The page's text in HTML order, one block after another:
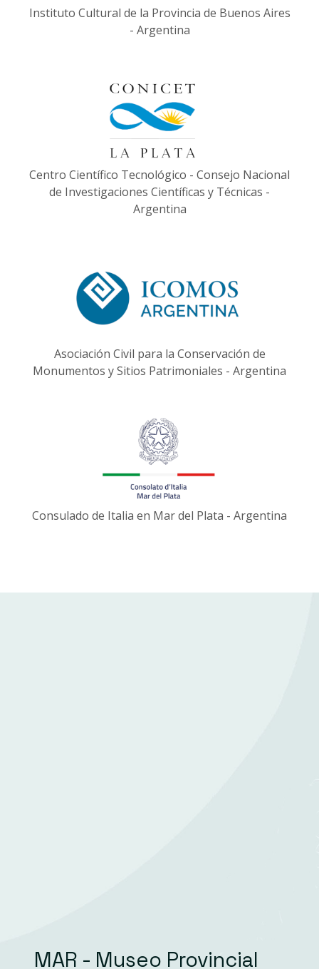
Instituto Cultural de la Provincia de Buenos Aires
- Argentina
Centro Científico Tecnológico - Consejo Nacional
de Investigaciones Científicas y Técnicas -
Argentina
Asociación Civil para la Conservación de
Monumentos y Sitios Patrimoniales - Argentina
Consulado de Italia en Mar del Plata - Argentina
MAR - Museo Provincial